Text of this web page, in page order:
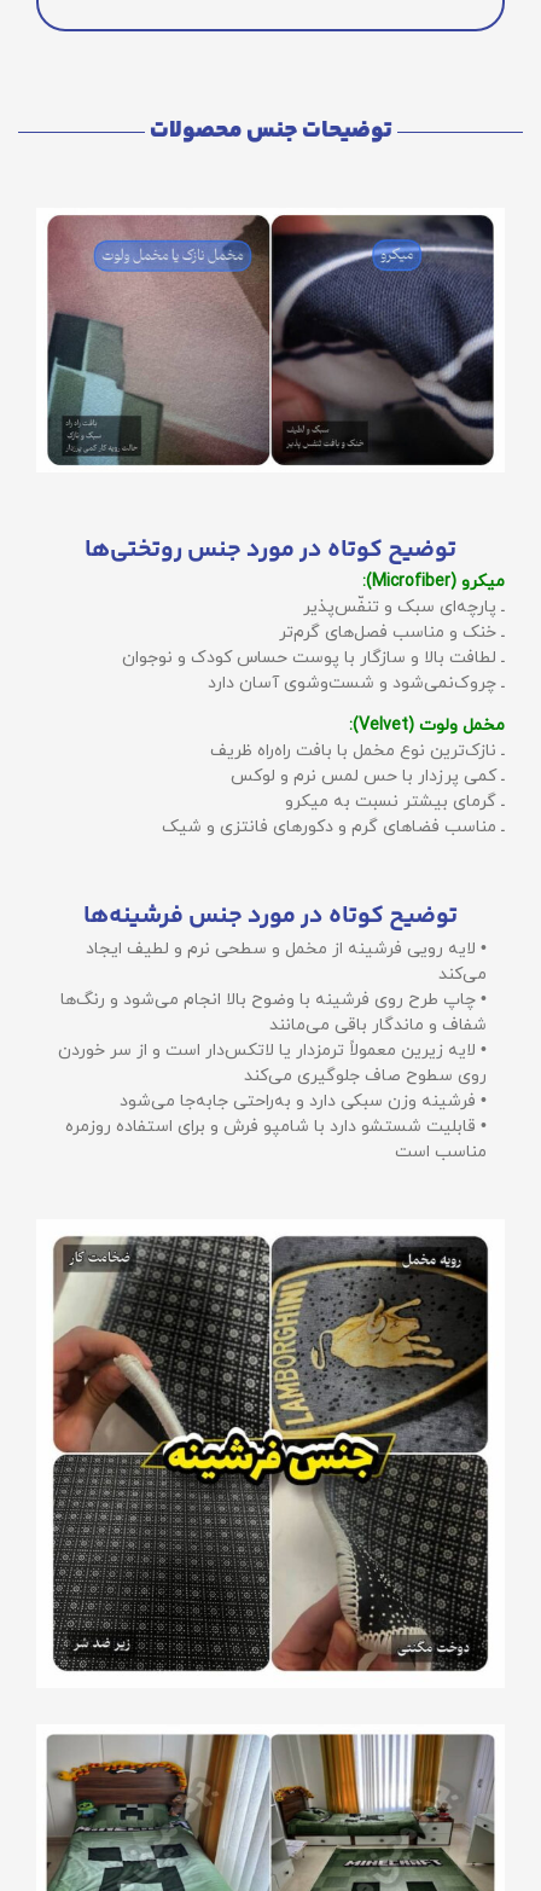
توضیحات جنس محصولات
توضیح کوتاه در مورد جنس روتختی‌ها
میکرو (Microfiber):
ـ پارچه‌ای سبک و تنفّس‌پذیر
ـ خنک و مناسب فصل‌های گرم‌تر
ـ لطافت بالا و سازگار با پوست حساس کودک و نوجوان
ـ چروک‌نمی‌شود و شست‌وشوی آسان دارد
مخمل ولوت (Velvet):
ـ نازک‌ترین نوع مخمل با بافت راه‌راه ظریف
ـ کمی پرزدار با حس لمس نرم و لوکس
ـ گرمای بیشتر نسبت به میکرو
ـ مناسب فضاهای گرم و دکورهای فانتزی و شیک
توضیح کوتاه در مورد جنس فرشینه‌ها
• لایه رویی فرشینه از مخمل و سطحی نرم و لطیف ایجاد
می‌کند
• چاپ طرح روی فرشینه با وضوح بالا انجام می‌شود و رنگ‌ها
شفاف و ماندگار باقی می‌مانند
• لایه زیرین معمولاً ترمزدار یا لاتکس‌دار است و از سر خوردن
روی سطوح صاف جلوگیری می‌کند
• فرشینه وزن سبکی دارد و به‌راحتی جابه‌جا می‌شود
• قابلیت شستشو دارد با شامپو فرش و برای استفاده روزمره
مناسب است